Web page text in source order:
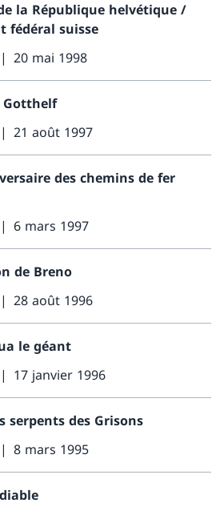
la République helvétique /
fédéral suisse
20 mai 1998
Gotthelf
21 août 1997
des chemins de fer
6 mars 1997
de Breno
28 août 1996
le géant
17 janvier 1996
serpents des Grisons
8 mars 1995